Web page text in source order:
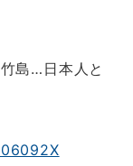
島…日本人と